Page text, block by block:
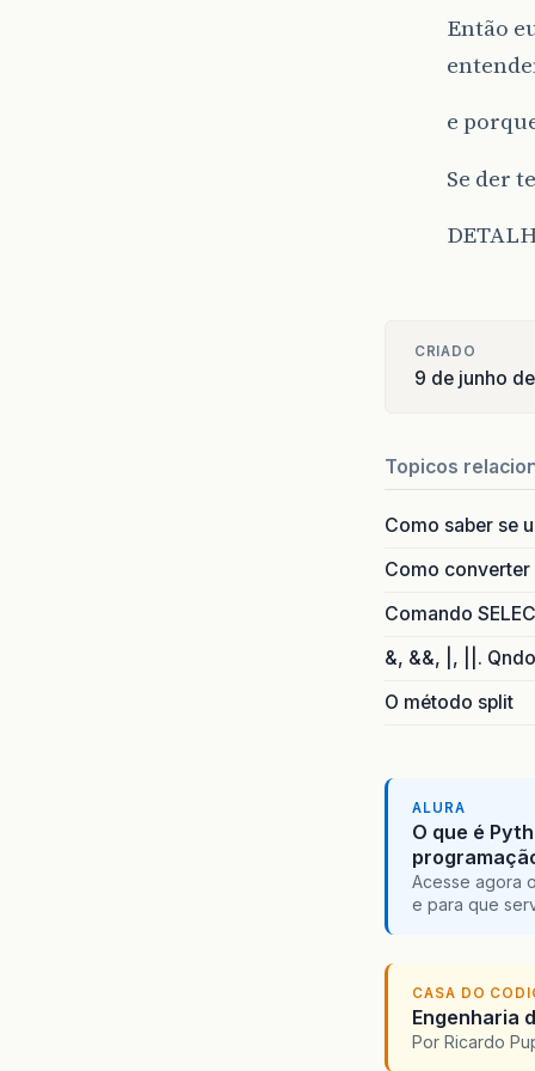
Então
e
Se der
CRIADO
9 de junho
Topicos
Como saber se
Como
Comando
&, &&, |, ||.
O método split
ALURA
O que é
Acesse agora
e para que
CASA DO
Engenharia
Por Ricardo